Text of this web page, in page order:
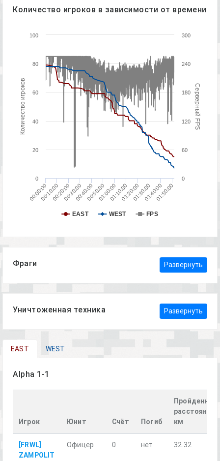
Количество игроков в зависимости от времени
Количество игроков Серверный FPS
EAST WEST FPS
00:00:0000:10:0000:20:0000:30:0000:40:0000:50:0001:00:0001:10:0001:20:0001:30:0001:40:0001:50:00
0
20
40
60
80
100
0
60
120
180
240
300
Фраги Развернуть
Уничтоженная техника Развернуть
EAST WEST
Alpha 1-1
Игрок Юнит Счёт Погиб
Пройденное
расстояние,
км
[FRWL]
ZAMPOLIT
Офицер 0 нет 32.32